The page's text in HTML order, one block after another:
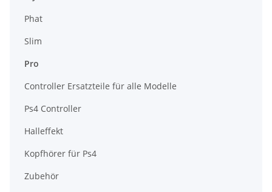
Phat
Slim
Pro
Controller Ersatzteile für alle Modelle
Ps4 Controller
Halleffekt
Kopfhörer für Ps4
Zubehör